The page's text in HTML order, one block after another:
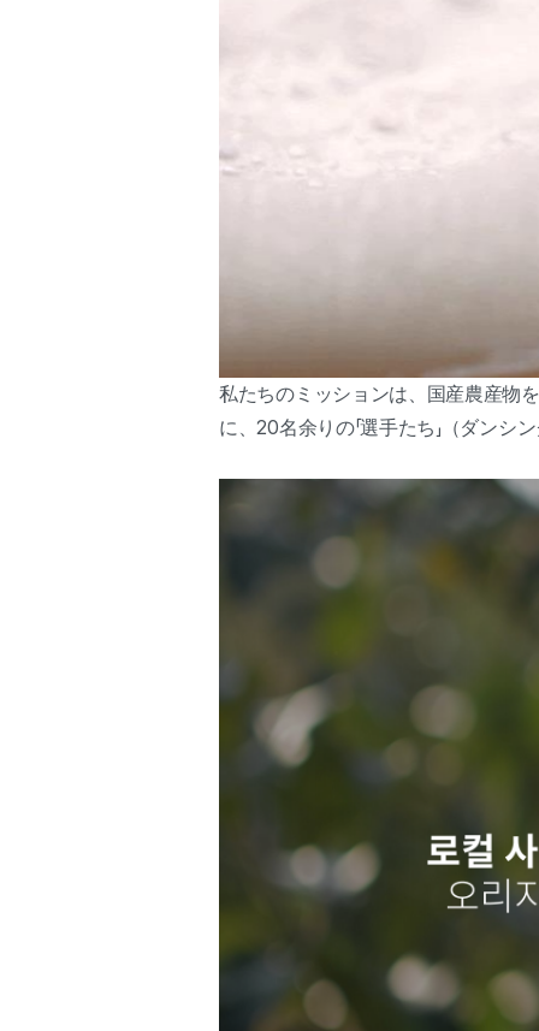
私たちのミッションは、国産農産物
に、20名余りの「選手たち」（ダン